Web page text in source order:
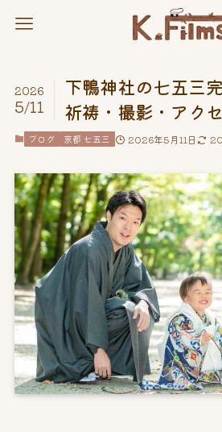
下鴨神社の七五三
祈祷・撮影・アク
2026
5/11
ブログ 京都 七五三 2026年5月11日